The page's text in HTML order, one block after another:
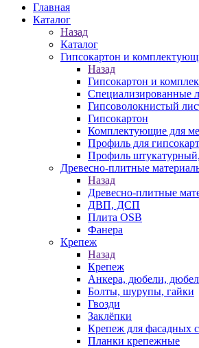
Главная
Каталог
Назад
Каталог
Гипсокартон и
Назад
Гипсокартон и
Специализированные
Гипсоволокнистый
Гипсокартон
Комплектующие для
Профиль для
Профиль
Древесно-плитные
Назад
Древесно-плитные
ДВП, ДСП
Плита OSB
Фанера
Крепеж
Назад
Крепеж
Анкера, дюбели,
Болты, шурупы, гайки
Гвозди
Заклёпки
Крепеж для фасадных
Планки крепежные